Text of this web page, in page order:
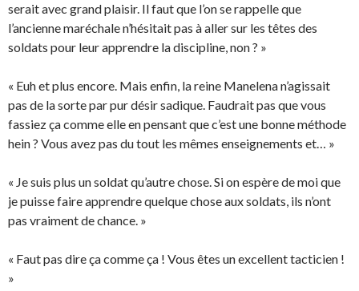
serait avec grand plaisir. Il faut que l’on se rappelle que
l’ancienne maréchale n’hésitait pas à aller sur les têtes des
soldats pour leur apprendre la discipline, non ? »
« Euh et plus encore. Mais enfin, la reine Manelena n’agissait
pas de la sorte par pur désir sadique. Faudrait pas que vous
fassiez ça comme elle en pensant que c’est une bonne méthode
hein ? Vous avez pas du tout les mêmes enseignements et… »
« Je suis plus un soldat qu’autre chose. Si on espère de moi que
je puisse faire apprendre quelque chose aux soldats, ils n’ont
pas vraiment de chance. »
« Faut pas dire ça comme ça ! Vous êtes un excellent tacticien !
»